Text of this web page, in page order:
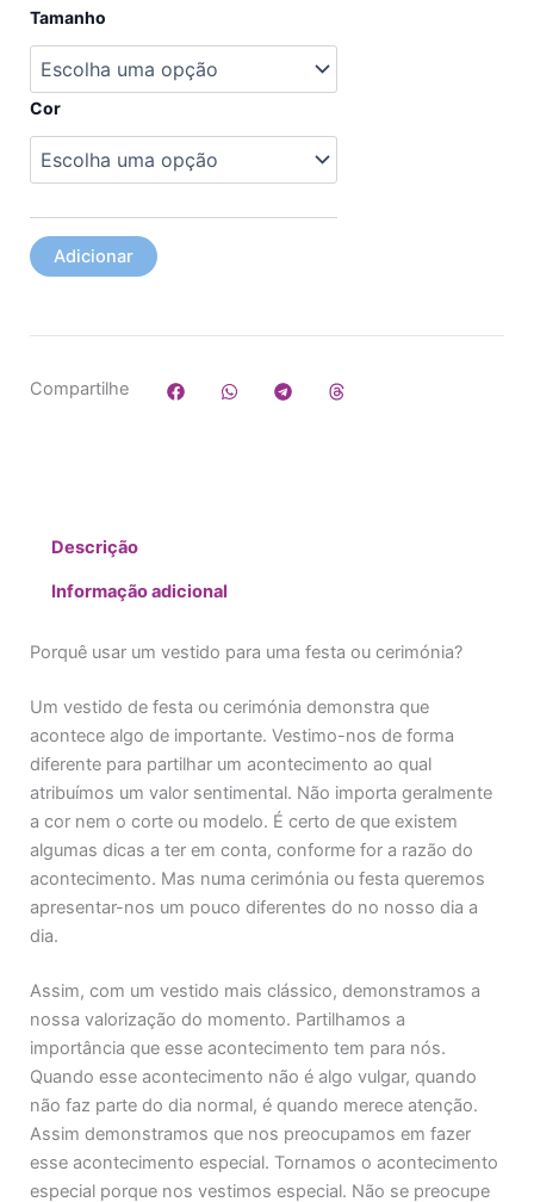
Tamanho
Cor
Quantidade
Vestido
Jéssica
Adicionar
Compartilhe
Descrição
Informação adicional
Porquê usar um vestido para uma festa ou cerimónia?
Um vestido de festa ou cerimónia demonstra que
acontece algo de importante. Vestimo-nos de forma
diferente para partilhar um acontecimento ao qual
atribuímos um valor sentimental. Não importa geralmente
a cor nem o corte ou modelo. É certo de que existem
algumas dicas a ter em conta, conforme for a razão do
acontecimento. Mas numa cerimónia ou festa queremos
apresentar-nos um pouco diferentes do no nosso dia a
dia.
Assim, com um vestido mais clássico, demonstramos a
nossa valorização do momento. Partilhamos a
importância que esse acontecimento tem para nós.
Quando esse acontecimento não é algo vulgar, quando
não faz parte do dia normal, é quando merece atenção.
Assim demonstramos que nos preocupamos em fazer
esse acontecimento especial. Tornamos o acontecimento
especial porque nos vestimos especial. Não se preocupe